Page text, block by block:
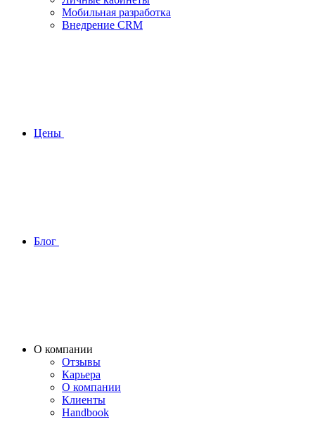
Мобильная разработка
Внедрение CRM
Цены
Блог
О компании
Отзывы
Карьера
О компании
Клиенты
Handbook